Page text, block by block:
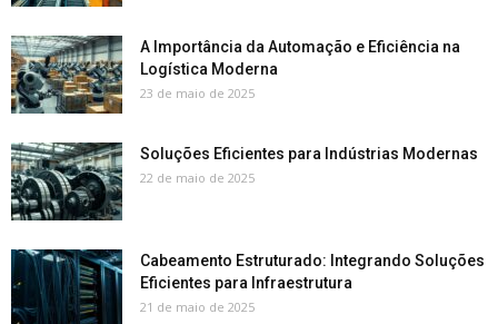
A Importância da Automação e Eficiência na
Logística Moderna
23 de maio de 2025
Soluções Eficientes para Indústrias Modernas
22 de maio de 2025
Cabeamento Estruturado: Integrando Soluções
Eficientes para Infraestrutura
21 de maio de 2025